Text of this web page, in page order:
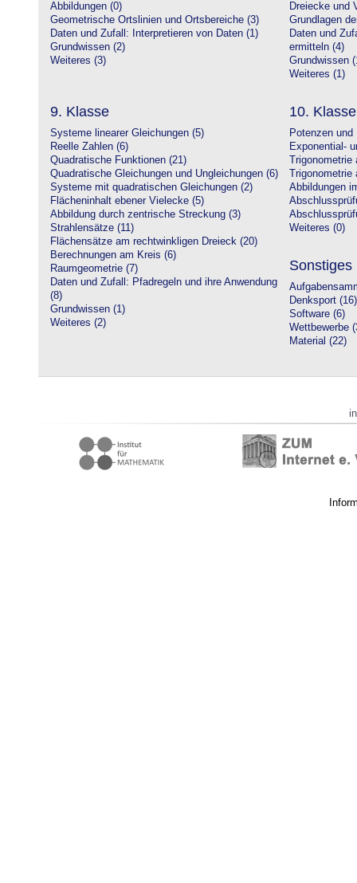
Abbildungen (0)
Geometrische Ortslinien und Ortsbereiche (3)
Daten und Zufall: Interpretieren von Daten (1)
Grundwissen (2)
Weiteres (3)
Dreiecke und
Grundlagen
Daten und
ermitteln (4)
Grundwissen
Weiteres (1)
9. Klasse
Systeme linearer Gleichungen (5)
Reelle Zahlen (6)
Quadratische Funktionen (21)
Quadratische Gleichungen und Ungleichungen (6)
Systeme mit quadratischen Gleichungen (2)
Flächeninhalt ebener Vielecke (5)
Abbildung durch zentrische Streckung (3)
Strahlensätze (11)
Flächensätze am rechtwinkligen Dreieck (20)
Berechnungen am Kreis (6)
Raumgeometrie (7)
Daten und Zufall: Pfadregeln und ihre Anwendung
(8)
Grundwissen (1)
Weiteres (2)
10. Klasse
Potenzen
Exponential-
Abbildungen
Weiteres (0)
Sonstiges
Denksport (16)
Software (6)
Wettbewerbe
Material (22)